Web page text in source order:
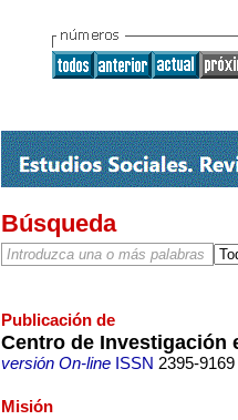
Búsqueda
Publicación de
Centro de Investigación
versión On-lineISSN 2395-9169
Misión